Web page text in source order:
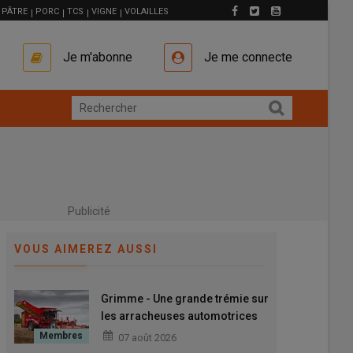
PÂTRE PORC TCS VIGNE VOLAILLES
Je m'abonne Je me connecte
Publicité
VOUS AIMEREZ AUSSI
Grimme - Une grande trémie sur
les arracheuses automotrices
Varitron 470 XL
07 août 2026